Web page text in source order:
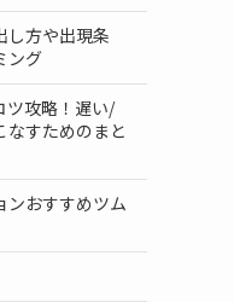
し方や出現条
ング
ツ攻略！遅い/
なすためのまと
ンおすすめツム